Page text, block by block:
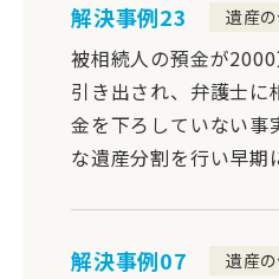
解決事例23 遺産
被相続人の預金が
引き出され、弁護士に
金を下ろしていない事
な遺産分割を行い早期
解決事例07 遺産